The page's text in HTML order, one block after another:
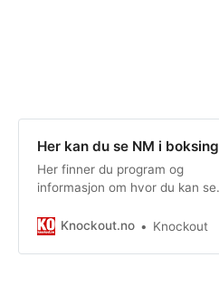
Her kan du se NM i boksing
Her finner du program og
informasjon om hvor du kan se
Knockout.no
Knockout